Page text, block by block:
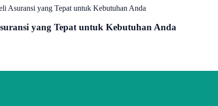
Asuransi yang Tepat untuk Kebutuhan Anda
yang Tepat untuk Kebutuhan Anda